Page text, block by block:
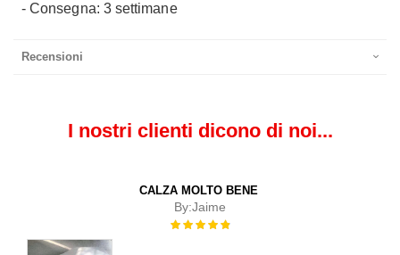
- Consegna: 3 settimane
Recensioni
I nostri clienti dicono di noi...
CALZA MOLTO BENE
By:Jaime
Rating: